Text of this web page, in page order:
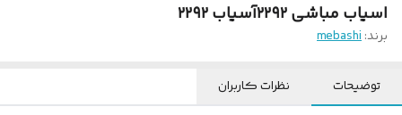
اسیاب مباشی ۲۲۹۲آسیاب ۲۲۹۲
برند:mebashi
توضیحات نظرات کاربران